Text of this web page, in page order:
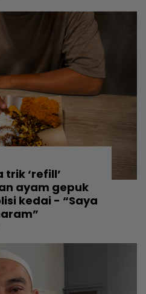
‘refill’
ayam gepuk
kedai - “Saya